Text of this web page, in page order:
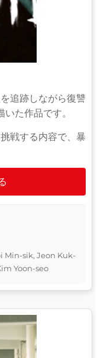
追跡しながら復讐
た作品です。
戦する内容で、暴
Min-sik, Jeon Kuk-
Yoon-seo